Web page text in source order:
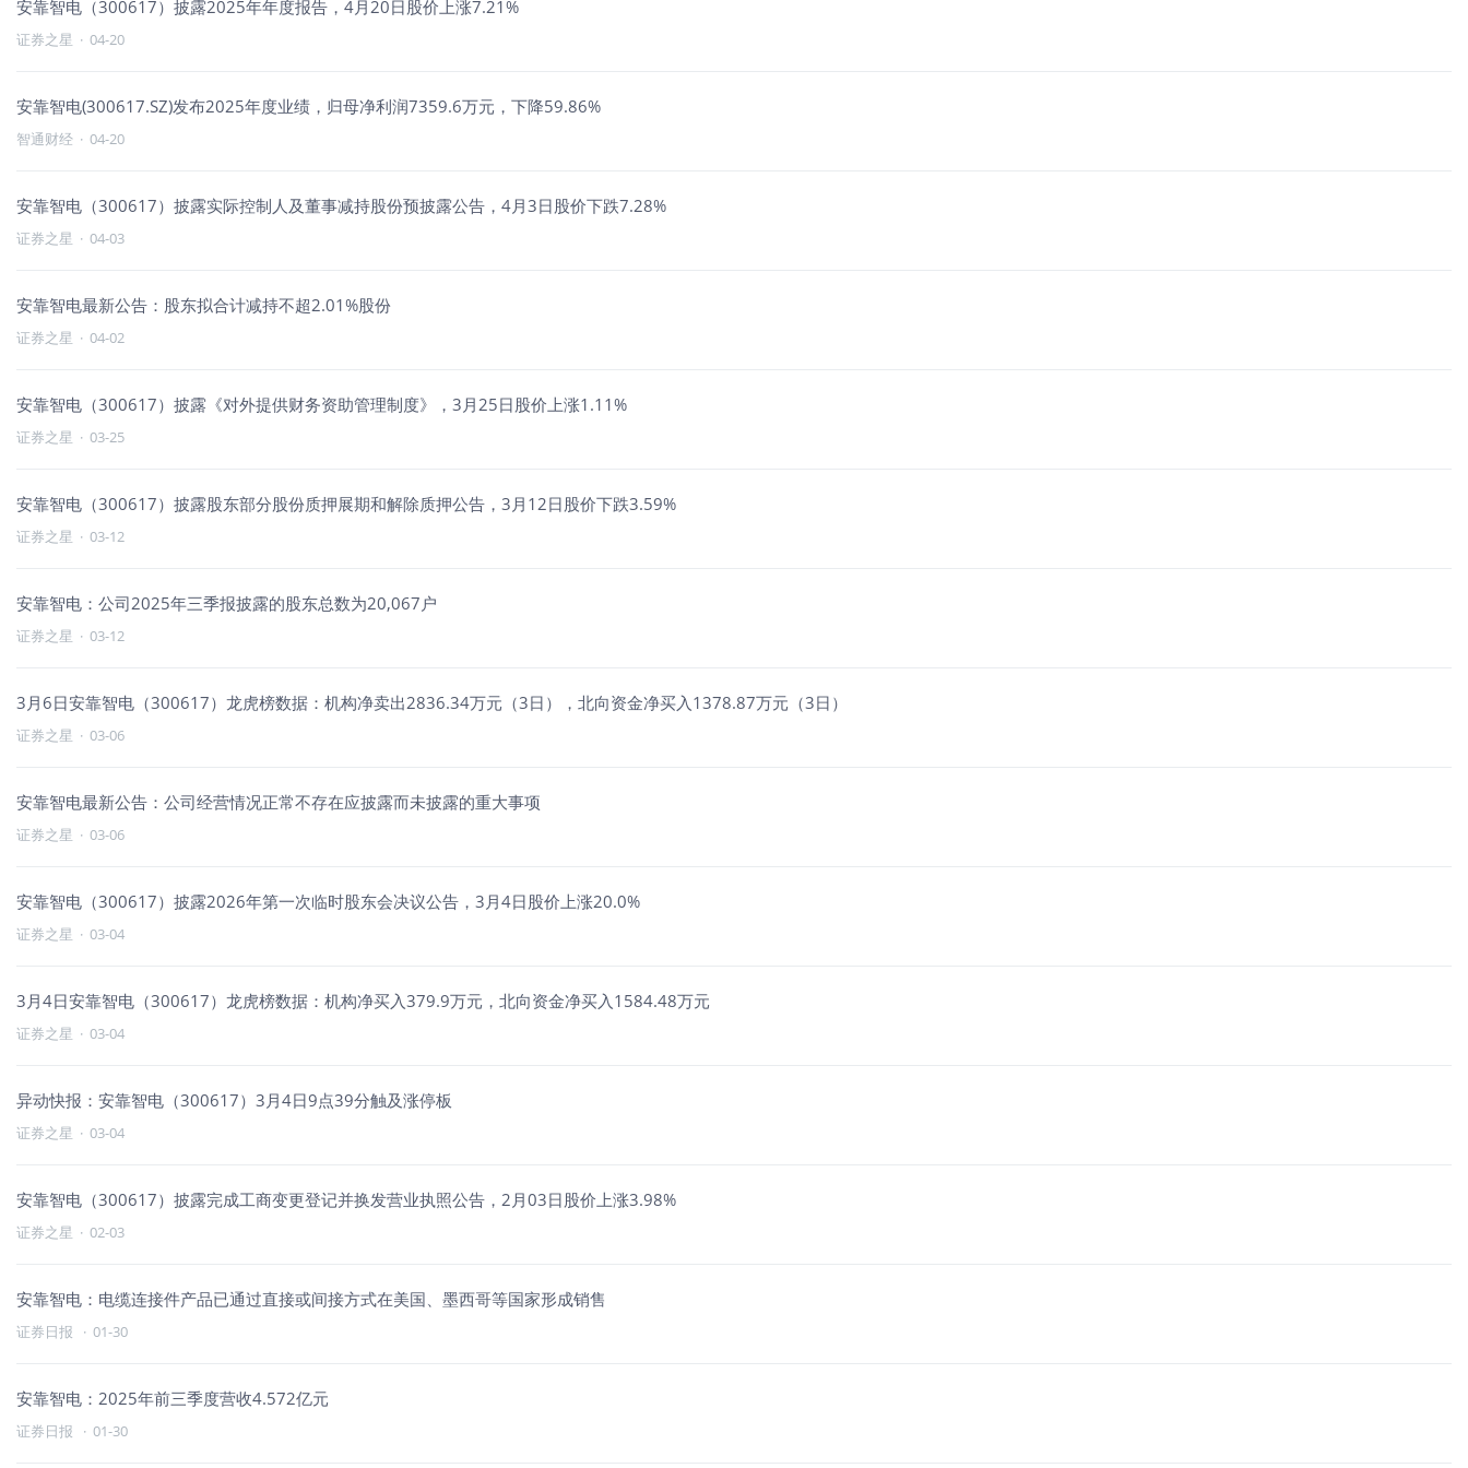
安靠智电（300617）披露2025年年度报告，4月20日股价上涨7.21%
证券之星 · 04-20
安靠智电(300617.SZ)发布2025年度业绩，归母净利润7359.6万元，下降59.86%
智通财经 · 04-20
安靠智电（300617）披露实际控制人及董事减持股份预披露公告，4月3日股价下跌7.28%
证券之星 · 04-03
安靠智电最新公告：股东拟合计减持不超2.01%股份
证券之星 · 04-02
安靠智电（300617）披露《对外提供财务资助管理制度》，3月25日股价上涨1.11%
证券之星 · 03-25
安靠智电（300617）披露股东部分股份质押展期和解除质押公告，3月12日股价下跌3.59%
证券之星 · 03-12
安靠智电：公司2025年三季报披露的股东总数为20,067户
证券之星 · 03-12
3月6日安靠智电（300617）龙虎榜数据：机构净卖出2836.34万元（3日），北向资金净买入1378.87万元（3日）
证券之星 · 03-06
安靠智电最新公告：公司经营情况正常不存在应披露而未披露的重大事项
证券之星 · 03-06
安靠智电（300617）披露2026年第一次临时股东会决议公告，3月4日股价上涨20.0%
证券之星 · 03-04
3月4日安靠智电（300617）龙虎榜数据：机构净买入379.9万元，北向资金净买入1584.48万元
证券之星 · 03-04
异动快报：安靠智电（300617）3月4日9点39分触及涨停板
证券之星 · 03-04
安靠智电（300617）披露完成工商变更登记并换发营业执照公告，2月03日股价上涨3.98%
证券之星 · 02-03
安靠智电：电缆连接件产品已通过直接或间接方式在美国、墨西哥等国家形成销售
证券日报 · 01-30
安靠智电：2025年前三季度营收4.572亿元
证券日报 · 01-30